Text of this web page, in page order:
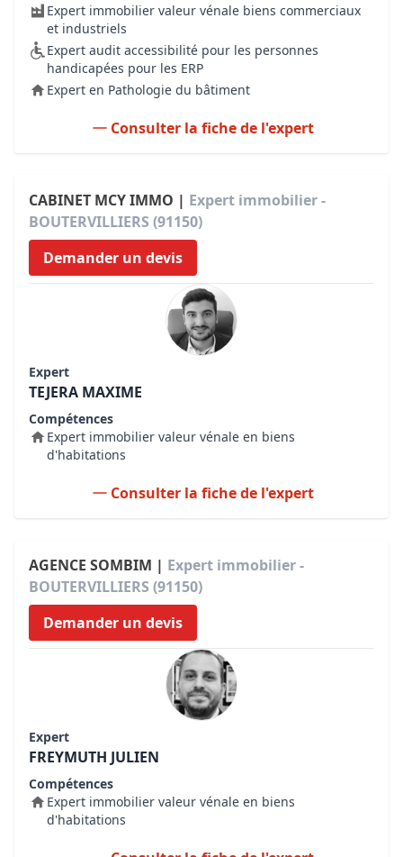
Expert immobilier valeur vénale biens commerciaux
et industriels
Expert audit accessibilité pour les personnes
handicapées pour les ERP
Expert en Pathologie du bâtiment
Consulter la fiche de l'expert
CABINET MCY IMMO | Expert immobilier -
BOUTERVILLIERS (91150)
Demander un devis
Expert
TEJERA MAXIME
Compétences
Expert immobilier valeur vénale en biens
d'habitations
Consulter la fiche de l'expert
AGENCE SOMBIM | Expert immobilier -
BOUTERVILLIERS (91150)
Demander un devis
Expert
FREYMUTH JULIEN
Compétences
Expert immobilier valeur vénale en biens
d'habitations